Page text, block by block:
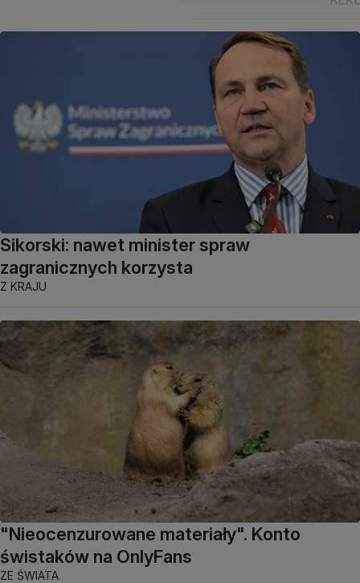
Sikorski: nawet minister spraw
zagranicznych korzysta
Z KRAJU
"Nieocenzurowane materiały". Konto
świstaków na OnlyFans
ZE ŚWIATA